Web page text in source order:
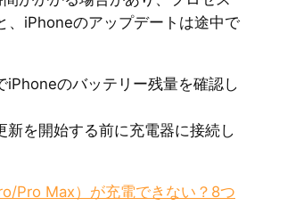
、iPhoneのアップデートは途中で
iPhoneのバッテリー残量を確認し
新を開始する前に充電器に接続し
Pro Max）が充電できない？8つ